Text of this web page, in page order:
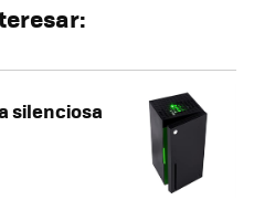
silenciosa